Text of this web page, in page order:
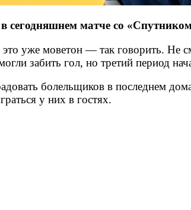
сегодняшнем матче со
уже моветон — так говорить. Не
забить гол, но третий период
болельщиков в последнем
у них в гостях.